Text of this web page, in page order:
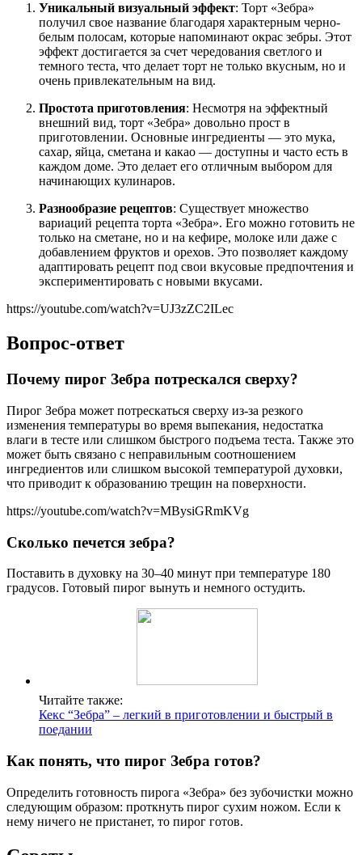
Уникальный визуальный эффект: Торт «Зебра»
получил свое название благодаря характерным черно-
белым полосам, которые напоминают окрас зебры. Этот
эффект достигается за счет чередования светлого и
темного теста, что делает торт не только вкусным, но и
очень привлекательным на вид.
Простота приготовления: Несмотря на эффектный
внешний вид, торт «Зебра» довольно прост в
приготовлении. Основные ингредиенты — это мука,
сахар, яйца, сметана и какао — доступны и часто есть в
каждом доме. Это делает его отличным выбором для
начинающих кулинаров.
Разнообразие рецептов: Существует множество
вариаций рецепта торта «Зебра». Его можно готовить не
только на сметане, но и на кефире, молоке или даже с
добавлением фруктов и орехов. Это позволяет каждому
адаптировать рецепт под свои вкусовые предпочтения и
экспериментировать с новыми вкусами.
https://youtube.com/watch?v=UJ3zZC2ILec
Вопрос-ответ
Почему пирог Зебра потрескался сверху?
Пирог Зебра может потрескаться сверху из-за резкого
изменения температуры во время выпекания, недостатка
влаги в тесте или слишком быстрого подъема теста. Также это
может быть связано с неправильным соотношением
ингредиентов или слишком высокой температурой духовки,
что приводит к образованию трещин на поверхности.
https://youtube.com/watch?v=MBysiGRmKVg
Сколько печется зебра?
Поставить в духовку на 30–40 минут при температуре 180
градусов. Готовый пирог вынуть и немного остудить.
Читайте также:
Кекс “Зебра” – легкий в приготовлении и быстрый в
поедании
Как понять, что пирог Зебра готов?
Определить готовность пирога «Зебра» без зубочистки можно
следующим образом: проткнуть пирог сухим ножом. Если к
нему ничего не пристанет, то пирог готов.